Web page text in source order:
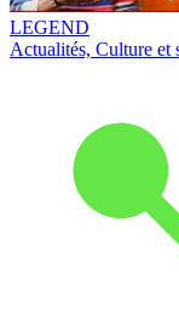
LEGEND
Actualités, Culture et